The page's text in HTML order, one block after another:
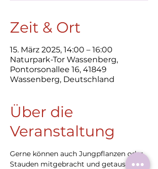
Zeit & Ort
15. März 2025, 14:00 – 16:00
Naturpark-Tor Wassenberg,
Pontorsonallee 16, 41849
Wassenberg, Deutschland
Über die
Veranstaltung
Gerne können auch Jungpflanzen oder
Stauden mitgebracht und getauscht